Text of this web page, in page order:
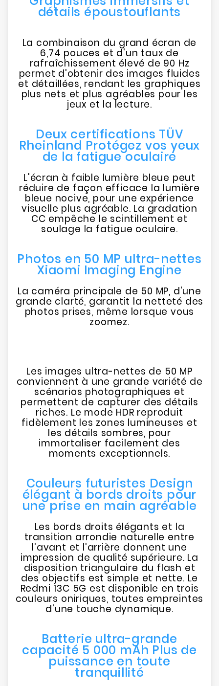
détails époustouflants
La combinaison du grand écran de
6,74 pouces et d'un taux de
rafraîchissement élevé de 90 Hz
permet d'obtenir des images fluides
et détaillées, rendant les graphiques
plus nets et plus agréables pour les
jeux et la lecture.
Deux certifications TÜV
Rheinland Protégez vos yeux
de la fatigue oculaire
L'écran à faible lumière bleue peut
réduire de façon efficace la lumière
bleue nocive, pour une expérience
visuelle plus agréable. La gradation
CC empêche le scintillement et
soulage la fatigue oculaire.
Photos en 50 MP ultra-nettes
Xiaomi Imaging Engine
La caméra principale de 50 MP, d'une
grande clarté, garantit la netteté des
photos prises, même lorsque vous
zoomez.
Les images ultra-nettes de 50 MP
conviennent à une grande variété de
scénarios photographiques et
permettent de capturer des détails
riches. Le mode HDR reproduit
fidèlement les zones lumineuses et
les détails sombres, pour
immortaliser facilement des
moments exceptionnels.
Couleurs futuristes Design
élégant à bords droits pour
une prise en main agréable
Les bords droits élégants et la
transition arrondie naturelle entre
l'avant et l'arrière donnent une
impression de qualité supérieure. La
disposition triangulaire du flash et
des objectifs est simple et nette. Le
Redmi 13C 5G est disponible en trois
couleurs oniriques, toutes empreintes
d'une touche dynamique.
Batterie ultra-grande
capacité 5 000 mAh Plus de
puissance en toute
tranquillité